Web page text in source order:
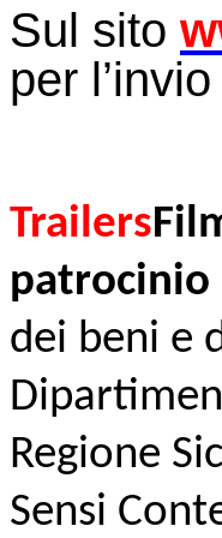
Sul sito
per
Trailers
patrocinio
dei beni e
Regione
Sensi